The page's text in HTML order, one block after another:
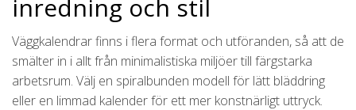
inredning och stil
Väggkalendrar finns i flera format och utföranden, så att de
smälter in i allt från minimalistiska miljöer till färgstarka
arbetsrum. Välj en spiralbunden modell för lätt bläddring
eller en limmad kalender för ett mer konstnärligt uttryck.